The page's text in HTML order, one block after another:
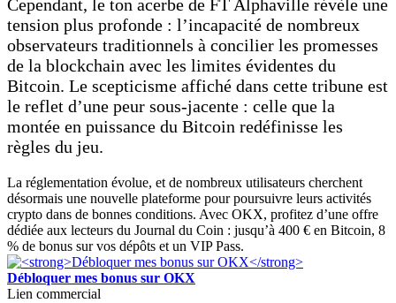
Cependant, le ton acerbe de FT Alphaville révèle une
tension plus profonde : l’incapacité de nombreux
observateurs traditionnels à concilier les promesses
de la blockchain avec les limites évidentes du
Bitcoin. Le scepticisme affiché dans cette tribune est
le reflet d’une peur sous-jacente : celle que la
montée en puissance du Bitcoin redéfinisse les
règles du jeu.
La réglementation évolue, et de nombreux utilisateurs cherchent
désormais une nouvelle plateforme pour poursuivre leurs activités
crypto dans de bonnes conditions. Avec OKX, profitez d’une offre
dédiée aux lecteurs du Journal du Coin : jusqu’à 400 € en Bitcoin, 8
% de bonus sur vos dépôts et un VIP Pass.
Débloquer mes bonus sur OKX
Lien commercial